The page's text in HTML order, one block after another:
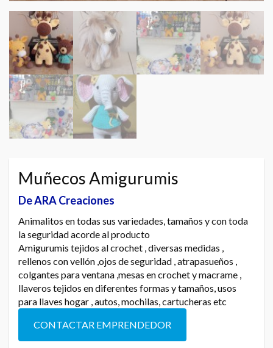
Muñecos Amigurumis
De ARA Creaciones
Animalitos en todas sus variedades, tamaños y con toda
la seguridad acorde al producto
Amigurumis tejidos al crochet , diversas medidas ,
rellenos con vellón ,ojos de seguridad , atrapasueños ,
colgantes para ventana ,mesas en crochet y macrame ,
llaveros tejidos en diferentes formas y tamaños, usos
para llaves hogar , autos, mochilas, cartucheras etc
CONTACTAR EMPRENDEDOR